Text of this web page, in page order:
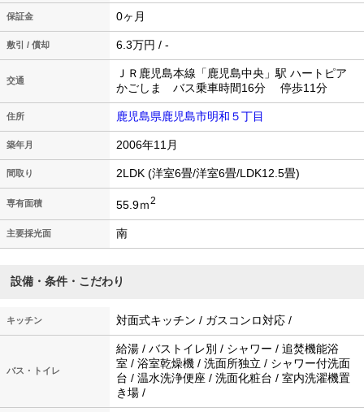
保証金 0ヶ月
敷引 / 償却 6.3万円 / -
交通
ＪＲ鹿児島本線「鹿児島中央」駅 ハートピア
かごしま バス乗車時間16分 停歩11分
住所 鹿児島県鹿児島市明和５丁目
築年月 2006年11月
間取り 2LDK (洋室6畳/洋室6畳/LDK12.5畳)
専有面積 55.9ｍ2
主要採光面 南
設備・条件・こだわり
キッチン 対面式キッチン / ガスコンロ対応 /
バス・トイレ
給湯 / バストイレ別 / シャワー / 追焚機能浴
室 / 浴室乾燥機 / 洗面所独立 / シャワー付洗面
台 / 温水洗浄便座 / 洗面化粧台 / 室内洗濯機置
き場 /